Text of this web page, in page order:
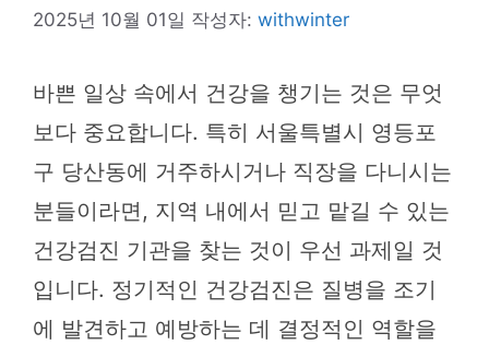
2025년 10월 01일 작성자: withwinter
바쁜 일상 속에서 건강을 챙기는 것은 무엇
보다 중요합니다. 특히 서울특별시 영등포
구 당산동에 거주하시거나 직장을 다니시는
분들이라면, 지역 내에서 믿고 맡길 수 있는
건강검진 기관을 찾는 것이 우선 과제일 것
입니다. 정기적인 건강검진은 질병을 조기
에 발견하고 예방하는 데 결정적인 역할을